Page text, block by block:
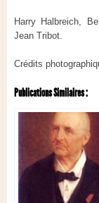
Harry Halbreich,
Jean Tribot.
Crédits
Publications Similaires :